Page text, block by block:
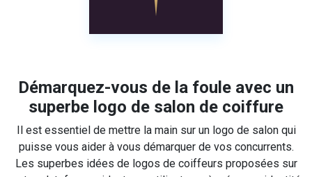
Démarquez-vous de la foule avec un
superbe logo de salon de coiffure
Il est essentiel de mettre la main sur un logo de salon qui
puisse vous aider à vous démarquer de vos concurrents.
Les superbes idées de logos de coiffeurs proposées sur